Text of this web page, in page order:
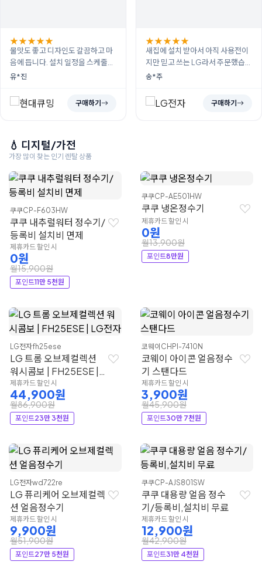
★★★★★
물맛도 좋고 디자인도 갈끔하고 마
음에 듭니다. 설치 일정을 스케줄상
맞지 않아서 변경했었는데도 원하
무 좋았습니다. 이제 무거운 생수 사
다나를일이 ...
유*진
구매하기
★★★★★
새집에 설치 받아서 아직 사용전이
지만 믿고 쓰는 LG라서 주문했습니
다. 올 여름 시원하게 아이들과 얼음
다시 후기 작성 가능하면 또 작성하
러 올께...
송*주
구매하기
💧 디지털/가전
가장 많이 찾는 인기 렌탈 상품
쿠쿠CP-F603HW
쿠쿠 내추럴워터 정수기/
등록비 설치비 면제
제휴카드 할인 시
0원
월15,900원
포인트11만 5천원
쿠쿠CP-AE501HW
쿠쿠 냉온정수기
제휴카드 할인 시
0원
월13,900원
포인트8만원
LG전자fh25ese
LG 트롬 오브제컬렉션
워시콤보 | FH25ESE |
LG전자
제휴카드 할인 시
44,900원
월86,900원
포인트23만 3천원
코웨이 CHPI-7410N
코웨이 아이콘 얼음정수
기 스탠다드
제휴카드 할인 시
3,900원
월45,900원
포인트30만 7천원
LG전자wd722re
LG 퓨리케어 오브제컬렉
션 얼음정수기
제휴카드 할인 시
9,900원
월51,900원
포인트27만 5천원
쿠쿠CP-AJS801SW
쿠쿠 대용량 얼음 정수
기/등록비,설치비 무료
제휴카드 할인 시
12,900원
월42,900원
포인트31만 4천원